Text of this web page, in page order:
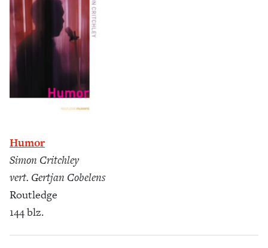
Humor
Simon Critchley
vert. Gertjan Cobelens
Routledge
144 blz.